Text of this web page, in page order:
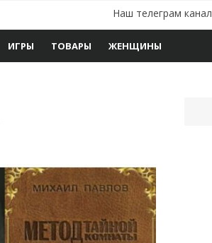
Наш телеграм канал
ИГРЫ ТОВАРЫ ЖЕНЩИНЫ